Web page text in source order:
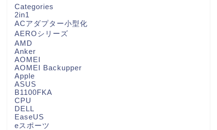
Categories
2in1
ACアダプター小型化
AEROシリーズ
AMD
Anker
AOMEI
AOMEI Backupper
Apple
ASUS
B1100FKA
CPU
DELL
EaseUS
eスポーツ